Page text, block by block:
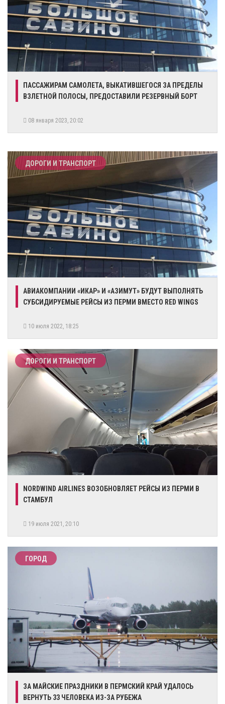
​ПАССАЖИРАМ САМОЛЕТА, ВЫКАТИВШЕГОСЯ ЗА ПРЕДЕЛЫ
ВЗЛЕТНОЙ ПОЛОСЫ, ПРЕДОСТАВИЛИ РЕЗЕРВНЫЙ БОРТ
08 января 2023, 20:02
ДОРОГИ И ТРАНСПОРТ
​АВИАКОМПАНИИ «ИКАР» И «АЗИМУТ» БУДУТ ВЫПОЛНЯТЬ
СУБСИДИРУЕМЫЕ РЕЙСЫ ИЗ ПЕРМИ ВМЕСТО RED WINGS
10 июля 2022, 18:25
ДОРОГИ И ТРАНСПОРТ
NORDWIND AIRLINES ВОЗОБНОВЛЯЕТ РЕЙСЫ ИЗ ПЕРМИ В
СТАМБУЛ
19 июля 2021, 20:10
ГОРОД
ЗА МАЙСКИЕ ПРАЗДНИКИ В ПЕРМСКИЙ КРАЙ УДАЛОСЬ
ВЕРНУТЬ 33 ЧЕЛОВЕКА ИЗ-ЗА РУБЕЖА